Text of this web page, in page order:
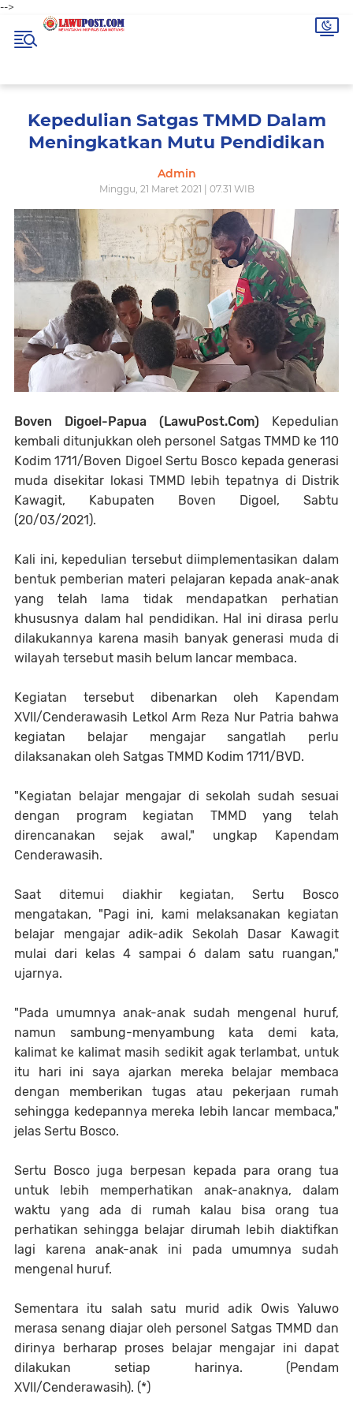
-->
Kepedulian Satgas TMMD Dalam
Meningkatkan Mutu Pendidikan
Admin
Minggu, 21 Maret 2021 | 07.31 WIB
Boven Digoel-Papua (LawuPost.Com) Kepedulian
kembali ditunjukkan oleh personel Satgas TMMD ke 110
Kodim 1711/Boven Digoel Sertu Bosco kepada generasi
muda disekitar lokasi TMMD lebih tepatnya di Distrik
Kawagit, Kabupaten Boven Digoel, Sabtu
(20/03/2021).
Kali ini, kepedulian tersebut diimplementasikan dalam
bentuk pemberian materi pelajaran kepada anak-anak
yang telah lama tidak mendapatkan perhatian
khususnya dalam hal pendidikan. Hal ini dirasa perlu
dilakukannya karena masih banyak generasi muda di
wilayah tersebut masih belum lancar membaca.
Kegiatan tersebut dibenarkan oleh Kapendam
XVII/Cenderawasih Letkol Arm Reza Nur Patria bahwa
kegiatan belajar mengajar sangatlah perlu
dilaksanakan oleh Satgas TMMD Kodim 1711/BVD.
"Kegiatan belajar mengajar di sekolah sudah sesuai
dengan program kegiatan TMMD yang telah
direncanakan sejak awal," ungkap Kapendam
Cenderawasih.
Saat ditemui diakhir kegiatan, Sertu Bosco
mengatakan, "Pagi ini, kami melaksanakan kegiatan
belajar mengajar adik-adik Sekolah Dasar Kawagit
mulai dari kelas 4 sampai 6 dalam satu ruangan,"
ujarnya.
"Pada umumnya anak-anak sudah mengenal huruf,
namun sambung-menyambung kata demi kata,
kalimat ke kalimat masih sedikit agak terlambat, untuk
itu hari ini saya ajarkan mereka belajar membaca
dengan memberikan tugas atau pekerjaan rumah
sehingga kedepannya mereka lebih lancar membaca,"
jelas Sertu Bosco.
Sertu Bosco juga berpesan kepada para orang tua
untuk lebih memperhatikan anak-anaknya, dalam
waktu yang ada di rumah kalau bisa orang tua
perhatikan sehingga belajar dirumah lebih diaktifkan
lagi karena anak-anak ini pada umumnya sudah
mengenal huruf.
Sementara itu salah satu murid adik Owis Yaluwo
merasa senang diajar oleh personel Satgas TMMD dan
dirinya berharap proses belajar mengajar ini dapat
dilakukan setiap harinya. (Pendam
XVII/Cenderawasih). (*)